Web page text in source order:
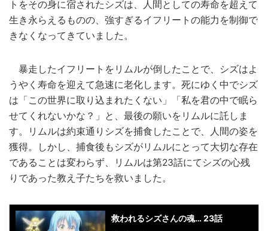
トをその身に宿されたシズは、人間としての寿命を超えて
生き永らえるものの、強すぎるイフリートの能力を制御で
きなくなってきていました。
暴走したイフリートをリムルが倒したことで、シズはよ
うやく寿命を迎えて急速に老化します。死にゆく中でシズ
は「この世界に取り込まれたくない」「私を君の中で眠ら
せてくれないかな？」と、最後の願いをリムルに託しま
す。リムルは約束通りシズを捕食したことで、人間の姿を
獲得。しかし、捕食後もシズがリムルにとって大切な存在
であることは変わらず、リムルは第23話にてシズの心残
りであった教え子たちを救いました。
救われるシズさんの魂… 23話